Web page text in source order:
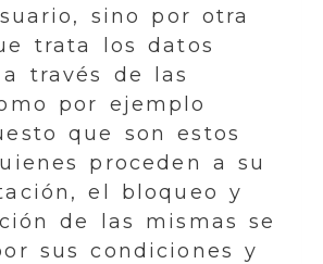
sino por otra
trata los datos
través de las
por ejemplo
que son estos
proceden a su
el bloqueo y
de las mismas se
sus condiciones y